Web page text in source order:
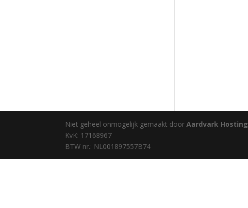
Niet geheel onmogelijk gemaakt doorAardvark Hosting
KvK: 17168967
BTW nr.: NL001897557B74